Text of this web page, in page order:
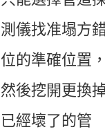
測儀找准塌方
位的準確位置，
然後挖開更換
已經壞了的管